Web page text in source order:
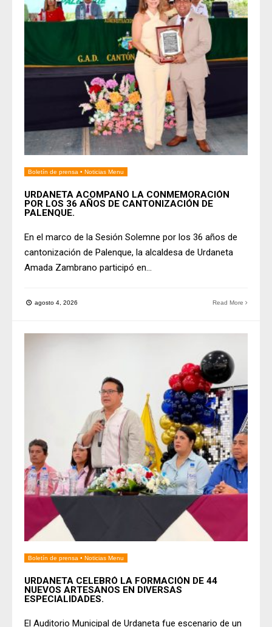
Boletín de prensa • Noticias Menu
URDANETA ACOMPAÑÓ LA CONMEMORACIÓN
POR LOS 36 AÑOS DE CANTONIZACIÓN DE
PALENQUE.
En el marco de la Sesión Solemne por los 36 años de
cantonización de Palenque, la alcaldesa de Urdaneta
Amada Zambrano participó en...
agosto 4, 2026 Read More
Boletín de prensa • Noticias Menu
URDANETA CELEBRÓ LA FORMACIÓN DE 44
NUEVOS ARTESANOS EN DIVERSAS
ESPECIALIDADES.
El Auditorio Municipal de Urdaneta fue escenario de un